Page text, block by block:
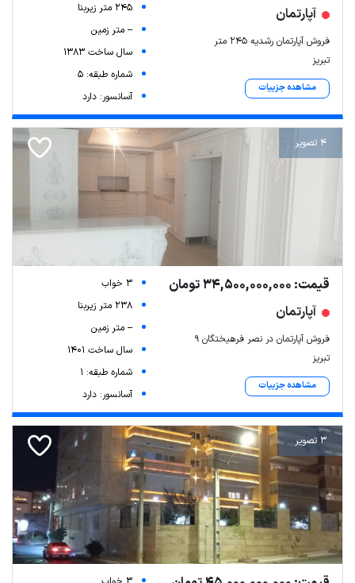
آپارتمان
فروش آپارتمان رشدیه 245 متر
تبریز
مشاهده جزییات
245 متر زیربنا
-- متر زمین
سال ساخت 1383
شماره طبقه: 5
آسانسور: دارد
4 تصویر
قیمت: 34,500,000,000 تومان
آپارتمان
فروش آپارتمان در نصر فرهیختگان ۹
تبریز
مشاهده جزییات
3 خواب
238 متر زیربنا
-- متر زمین
سال ساخت 1401
شماره طبقه: 1
آسانسور: دارد
3 تصویر